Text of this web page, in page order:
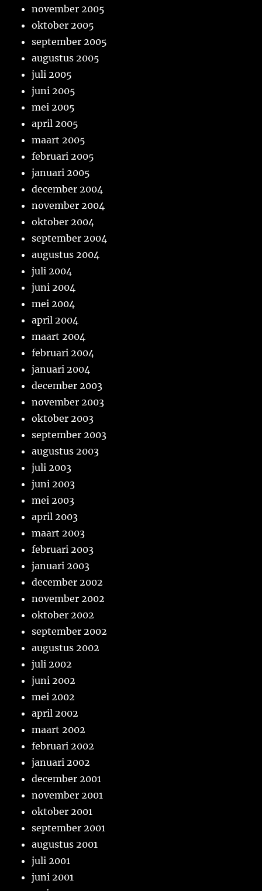
november 2005
oktober 2005
september 2005
augustus 2005
juli 2005
juni 2005
mei 2005
april 2005
maart 2005
februari 2005
januari 2005
december 2004
november 2004
oktober 2004
september 2004
augustus 2004
juli 2004
juni 2004
mei 2004
april 2004
maart 2004
februari 2004
januari 2004
december 2003
november 2003
oktober 2003
september 2003
augustus 2003
juli 2003
juni 2003
mei 2003
april 2003
maart 2003
februari 2003
januari 2003
december 2002
november 2002
oktober 2002
september 2002
augustus 2002
juli 2002
juni 2002
mei 2002
april 2002
maart 2002
februari 2002
januari 2002
december 2001
november 2001
oktober 2001
september 2001
augustus 2001
juli 2001
juni 2001